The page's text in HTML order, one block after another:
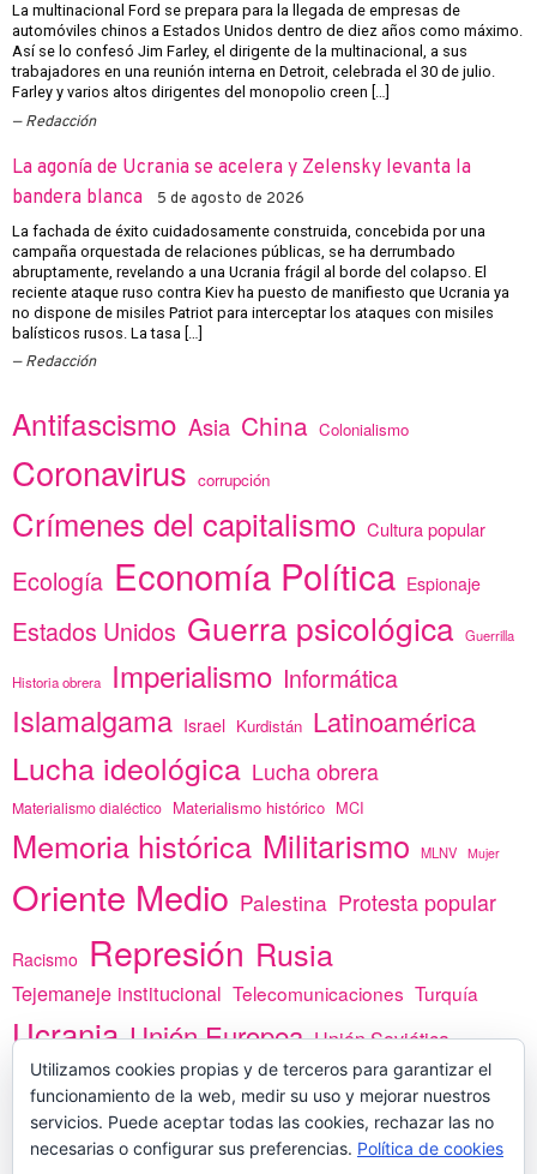
La multinacional Ford se prepara para la llegada de empresas de
automóviles chinos a Estados Unidos dentro de diez años como máximo.
Así se lo confesó Jim Farley, el dirigente de la multinacional, a sus
trabajadores en una reunión interna en Detroit, celebrada el 30 de julio.
Farley y varios altos dirigentes del monopolio creen […]
Redacción
La agonía de Ucrania se acelera y Zelensky levanta la
bandera blanca
5 de agosto de 2026
La fachada de éxito cuidadosamente construida, concebida por una
campaña orquestada de relaciones públicas, se ha derrumbado
abruptamente, revelando a una Ucrania frágil al borde del colapso. El
reciente ataque ruso contra Kiev ha puesto de manifiesto que Ucrania ya
no dispone de misiles Patriot para interceptar los ataques con misiles
balísticos rusos. La tasa […]
Redacción
Antifascismo Asia China Colonialismo
Coronavirus corrupción
Crímenes del capitalismo Cultura popular
Ecología Economía Política Espionaje
Estados Unidos Guerra psicológica Guerrilla
Historia obrera Imperialismo Informática
Islamalgama Israel Kurdistán Latinoamérica
Lucha ideológica Lucha obrera
Materialismo dialéctico Materialismo histórico MCI
Memoria histórica Militarismo MLNV Mujer
Oriente Medio Palestina Protesta popular
Racismo Represión Rusia
Tejemaneje institucional Telecomunicaciones Turquía
Ucrania Unión Europea Unión Soviética
vacunas Yemen África
PREGÚNTANOS
Utilizamos cookies propias y de terceros para garantizar el
funcionamiento de la web, medir su uso y mejorar nuestros
servicios. Puede aceptar todas las cookies, rechazar las no
necesarias o configurar sus preferencias. Política de cookies